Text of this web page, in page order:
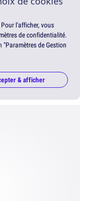
l'afficher, vous
de confidentialité.
de Gestion
& afficher